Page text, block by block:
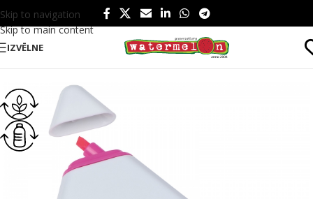
Skip to navigation
Skip to main content
IZVĒLNE
Sākums/ Rakstāmpiederumi/ Marķieri